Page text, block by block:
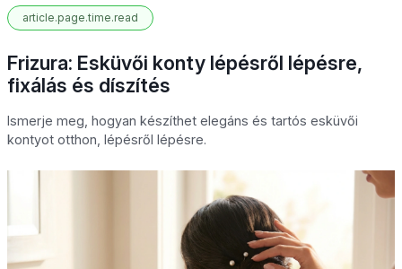
article.page.time.read
Frizura: Esküvői konty lépésről lépésre,
fixálás és díszítés
Ismerje meg, hogyan készíthet elegáns és tartós esküvői
kontyot otthon, lépésről lépésre.